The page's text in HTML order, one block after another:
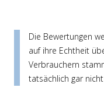
Die Bewertungen
auf ihre Echtheit
Verbrauchern
tatsächlich gar